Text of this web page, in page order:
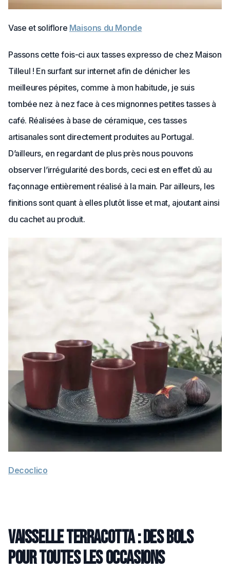
Vase et soliflore Maisons du Monde
Passons cette fois-ci aux tasses expresso de chez Maison
Tilleul ! En surfant sur internet afin de dénicher les
meilleures pépites, comme à mon habitude, je suis
tombée nez à nez face à ces mignonnes petites tasses à
café. Réalisées à base de céramique, ces tasses
artisanales sont directement produites au Portugal.
D’ailleurs, en regardant de plus près nous pouvons
observer l’irrégularité des bords, ceci est en effet dû au
façonnage entièrement réalisé à la main. Par ailleurs, les
finitions sont quant à elles plutôt lisse et mat, ajoutant ainsi
du cachet au produit.
Decoclico
Vaisselle terracotta : des bols
pour toutes les occasions